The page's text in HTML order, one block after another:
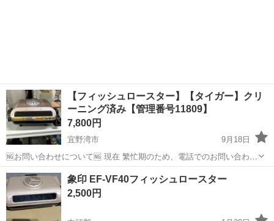
【フィッシュロースター】【タイガー】クリ
ーニング済み【管理番号11809】
7,800円
宜野湾市
9月18日
🆖お問い合わせについて🆖 現在 繁忙期のため、電話でのお問い合わせ
はお控えください。 ❌⚠お取り置き不可⚠❌ ご来店いただき、全額決
済していただいたお客様を優先としております。 お取り置き、保管は
対応ができません。 ...
沖縄 宜野湾市
象印 EF-VF40フィッシュロースター
2,500円